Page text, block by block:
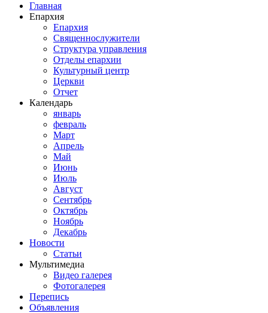
Главная
Епархия
Епархия
Священнослужители
Структура управления
Отделы епархии
Культурный центр
Церкви
Отчет
Календарь
январь
февраль
Март
Апрель
Май
Июнь
Июль
Август
Сентябрь
Октябрь
Ноябрь
Декабрь
Новости
Статьи
Мультимедиа
Видео галерея
Фотогалерея
Перепись
Объявления